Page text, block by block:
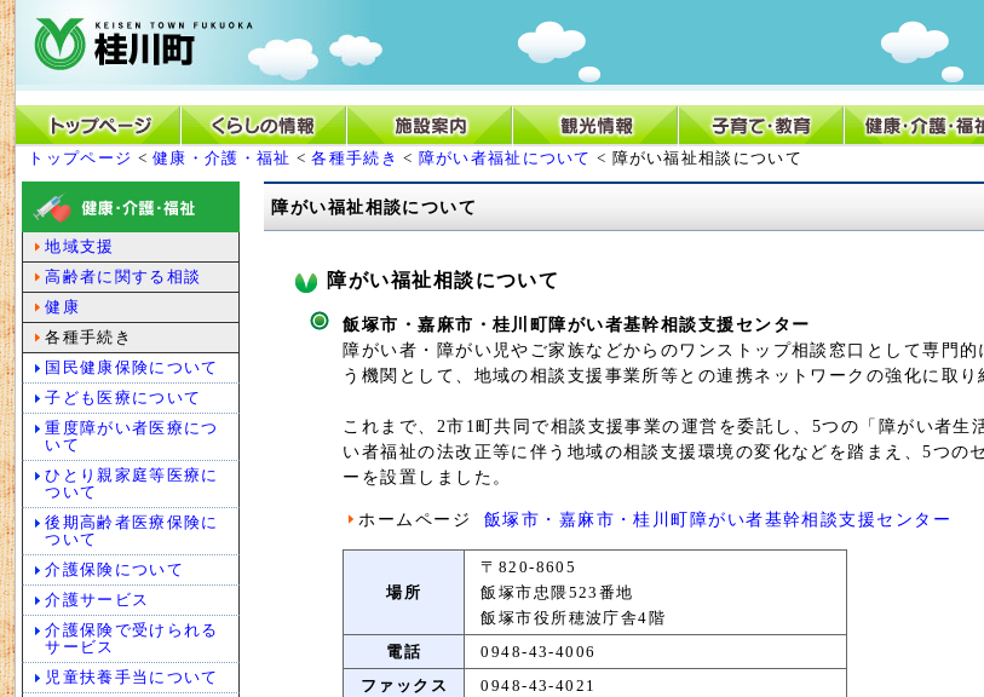
トップページ <健康・介護・福祉 <各種手続き < 障がい者福祉について < 障がい福祉相談について
障がい福祉相談について
障がい福祉相談について
飯塚市・嘉麻市・桂川町障がい者基幹相談支援センター
障がい者・障がい児やご家族などからのワンストップ相談窓口として専門
う機関として、地域の相談支援事業所等との連携ネットワークの強化に取
これまで、2市1町共同で相談支援事業の運営を委託し、5つの「障がい者
い者福祉の法改正等に伴う地域の相談支援環境の変化などを踏まえ、5つ
ーを設置しました。
ホームページ 飯塚市・嘉麻市・桂川町障がい者基幹相談支援センター
場所
〒820-8605
飯塚市忠隈523番地
飯塚市役所穂波庁舎4階
電話
0948-43-4006
ファックス
0948-43-4021
地域支援
高齢者に関する相談
健康
各種手続き
国民健康保険について
子ども医療について
重度障がい者医療につ
いて
ひとり親家庭等医療に
ついて
後期高齢者医療保険に
ついて
介護保険について
介護サービス
介護保険で受けられる
サービス
児童扶養手当について